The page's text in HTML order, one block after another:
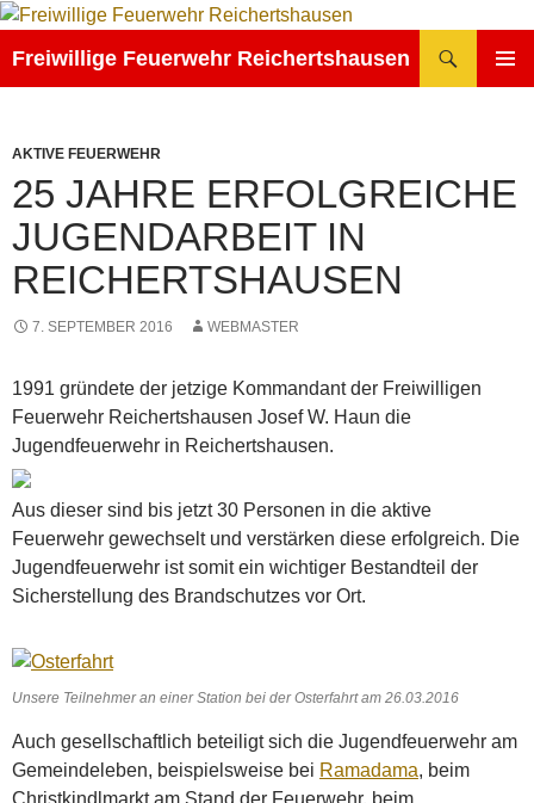
Zum
springen
Freiwillige Feuerwehr Reichertshausen
AKTIVE FEUERWEHR
25 JAHRE ERFOLGREICHE
JUGENDARBEIT IN
REICHERTSHAUSEN
7. SEPTEMBER 2016 WEBMASTER
1991 gründete der jetzige Kommandant der Freiwilligen
Feuerwehr Reichertshausen Josef W. Haun die
Jugendfeuerwehr in Reichertshausen.
Aus dieser sind bis jetzt 30 Personen in die aktive
Feuerwehr gewechselt und verstärken diese erfolgreich. Die
Jugendfeuerwehr ist somit ein wichtiger Bestandteil der
Sicherstellung des Brandschutzes vor Ort.
Unsere Teilnehmer an einer Station bei der Osterfahrt am 26.03.2016
Auch gesellschaftlich beteiligt sich die Jugendfeuerwehr am
Gemeindeleben, beispielsweise bei Ramadama, beim
Christkindlmarkt am Stand der Feuerwehr, beim